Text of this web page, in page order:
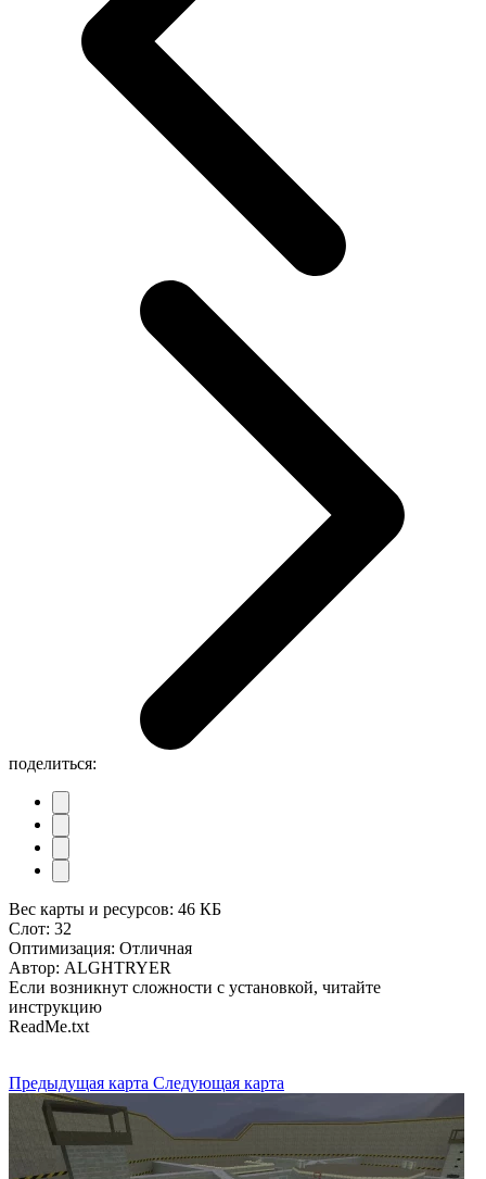
поделиться:
Вес карты и ресурсов: 46 КБ
Слот: 32
Оптимизация: Отличная
Автор: ALGHTRYER
Если возникнут сложности с установкой, читайте
инструкцию
ReadMe.txt
Предыдущая карта Следующая карта